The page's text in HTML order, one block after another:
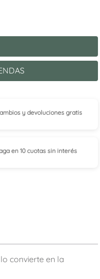
y devoluciones gratis
en 10 cuotassin interés
convierte en la